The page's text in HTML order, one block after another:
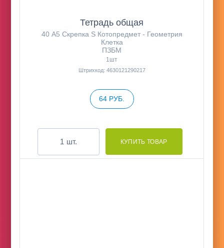
Тетрадь общая
40 А5 Скрепка S Котопредмет - Геометрия
Клетка
ПЗБМ
1шт
Штрихкод: 4630121290217
64 РУБ.
шт.